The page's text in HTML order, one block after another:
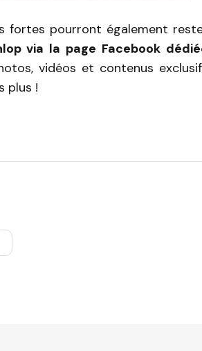
fortes pourront également
via la page Facebook
vidéos et contenus
plus !